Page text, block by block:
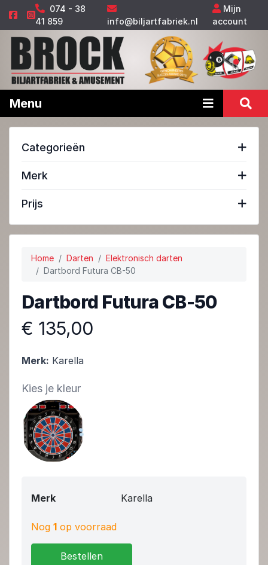
074 - 38
41 859
info@biljartfabriek.nl
Mijn
account
Menu
Categorieën
Merk
Prijs
Home Darten
Elektronisch darten
Dartbord Futura CB-50
Dartbord Futura CB-50
€ 135,00
Merk: Karella
Kies je kleur
Merk Karella
Nog 1 op voorraad
Bestellen